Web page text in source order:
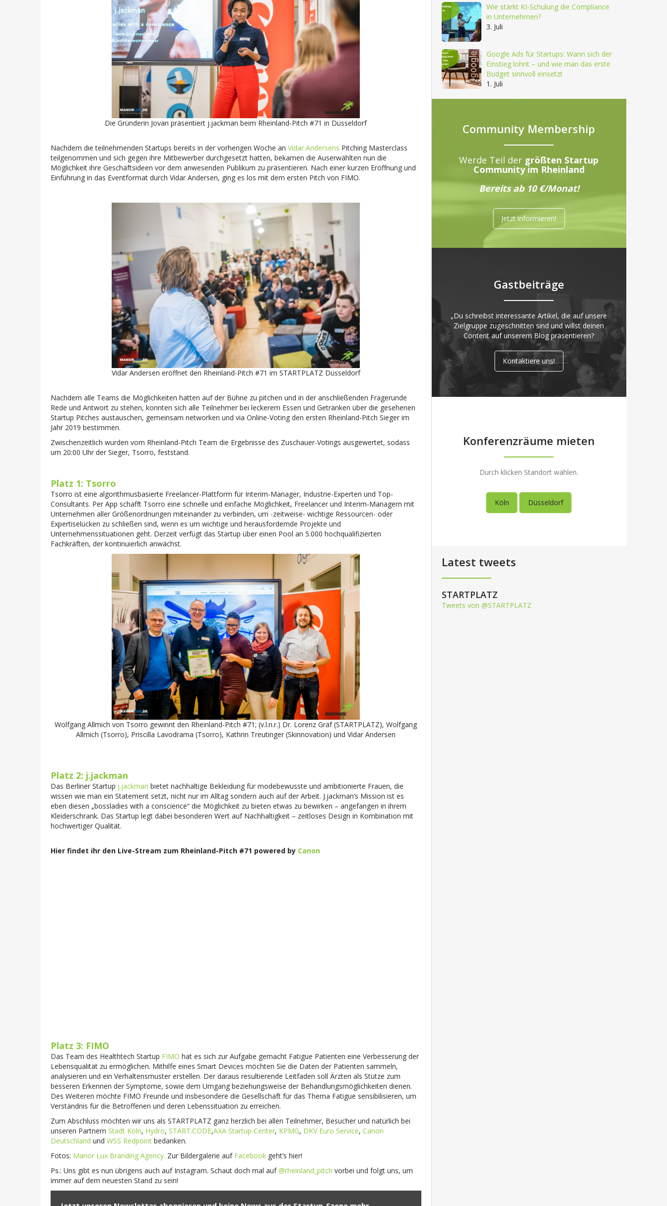
Die Gründerin Jovan präsentiert j.jackman beim Rheinland-Pitch #71 in Düsseldorf
Nachdem die teilnehmenden Startups bereits in der vorherigen Woche an Vidar Andersens Pitching Masterclass
teilgenommen und sich gegen ihre Mitbewerber durchgesetzt hatten, bekamen die Auserwählten nun die
Möglichkeit ihre Geschäftsideen vor dem anwesenden Publikum zu präsentieren. Nach einer kurzen Eröffnung und
Einführung in das Eventformat durch Vidar Andersen, ging es los mit dem ersten Pitch von FIMO.
Vidar Andersen eröffnet den Rheinland-Pitch #71 im STARTPLATZ Düsseldorf
Nachdem alle Teams die Möglichkeiten hatten auf der Bühne zu pitchen und in der anschließenden Fragerunde
Rede und Antwort zu stehen, konnten sich alle Teilnehmer bei leckerem Essen und Getränken über die gesehenen
Startup Pitches austauschen, gemeinsam networken und via Online-Voting den ersten Rheinland-Pitch Sieger im
Jahr 2019 bestimmen.
Zwischenzeitlich wurden vom Rheinland-Pitch Team die Ergebnisse des Zuschauer-Votings ausgewertet, sodass
um 20:00 Uhr der Sieger, Tsorro, feststand.
Platz 1: Tsorro
Tsorro ist eine algorithmusbasierte Freelancer-Plattform für Interim-Manager, Industrie-Experten und Top-
Consultants. Per App schafft Tsorro eine schnelle und einfache Möglichkeit, Freelancer und Interim-Managern mit
Unternehmen aller Größenordnungen miteinander zu verbinden, um -zeitweise- wichtige Ressourcen- oder
Expertiselücken zu schließen sind, wenn es um wichtige und herausfordernde Projekte und
Unternehmenssituationen geht. Derzeit verfügt das Startup über einen Pool an 5.000 hochqualifizierten
Fachkräften, der kontinuierlich anwächst.
Wolfgang Allmich von Tsorro gewinnt den Rheinland-Pitch #71; (v.l.n.r.) Dr. Lorenz Gräf (STARTPLATZ), Wolfgang
Allmich (Tsorro), Priscilla Lavodrama (Tsorro), Kathrin Treutinger (Skinnovation) und Vidar Andersen
Platz 2: j.jackman
Das Berliner Startup j.jackman bietet nachhaltige Bekleidung für modebewusste und ambitionierte Frauen, die
wissen wie man ein Statement setzt, nicht nur im Alltag sondern auch auf der Arbeit. J.jackman’s Mission ist es
eben diesen „bossladies with a conscience“ die Möglichkeit zu bieten etwas zu bewirken – angefangen in ihrem
Kleiderschrank. Das Startup legt dabei besonderen Wert auf Nachhaltigkeit – zeitloses Design in Kombination mit
hochwertiger Qualität.
Hier findet ihr den Live-Stream zum Rheinland-Pitch #71 powered by Canon
Platz 3: FIMO
Das Team des Healthtech Startup FIMO hat es sich zur Aufgabe gemacht Fatigue Patienten eine Verbesserung der
Lebensqualität zu ermöglichen. Mithilfe eines Smart Devices möchten Sie die Daten der Patienten sammeln,
analysieren und ein Verhaltensmuster erstellen. Der daraus resultierende Leitfaden soll Ärzten als Stütze zum
besseren Erkennen der Symptome, sowie dem Umgang beziehungsweise der Behandlungsmöglichkeiten dienen.
Des Weiteren möchte FIMO Freunde und insbesondere die Gesellschaft für das Thema Fatigue sensibilisieren, um
Verständnis für die Betroffenen und deren Lebenssituation zu erreichen.
Zum Abschluss möchten wir uns als STARTPLATZ ganz herzlich bei allen Teilnehmer, Besucher und natürlich bei
unseren Partnern Stadt Köln, Hydro, START.CODE,AXA Startup Center, KPMG, DKV Euro Service, Canon
Deutschland und WSS Redpoint bedanken.
Fotos: Manor Lux Branding Agency. Zur Bildergalerie auf Facebook geht’s hier!
Ps.: Uns gibt es nun übrigens auch auf Instagram. Schaut doch mal auf@rheinland_pitch vorbei und folgt uns, um
immer auf dem neuesten Stand zu sein!
Wie stärkt KI-Schulung die Compliance
in Unternehmen?
3. Juli
Google Ads für Startups: Wann sich der
Einstieg lohnt – und wie man das erste
Budget sinnvoll einsetzt
1. Juli
Community Membership
Werde Teil der größten Startup
Community im Rheinland
Bereits ab 10 €/Monat!
Jetzt informieren!
Gastbeiträge
„Du schreibst interessante Artikel, die auf unsere
Zielgruppe zugeschnitten sind und willst deinen
Content auf unserem Blog präsentieren?
Kontaktiere uns!
Konferenzräume mieten
Durch klicken Standort wählen.
Köln Düsseldorf
Latest tweets
STARTPLATZ
Tweets von @STARTPLATZ